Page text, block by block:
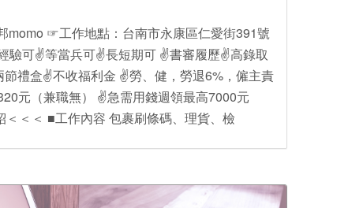
momo ☞工作地點：台南市永康區仁愛街391號
驗可✌️等當兵可✌️長短期可 ✌️書審履歷✌️高錄取
禮盒✌️不收福利金 ✌️勞、健，勞退6%，僱主責
元（兼職無） ✌️急需用錢週領最高7000元
＜＜＜ ■工作內容 包裹刷條碼、理貨、檢